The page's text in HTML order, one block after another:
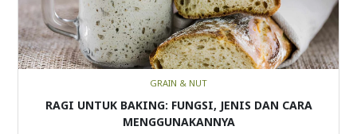
GRAIN & NUT
RAGI UNTUK BAKING: FUNGSI, JENIS DAN CARA
MENGGUNAKANNYA